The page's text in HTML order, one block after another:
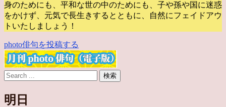
身のためにも、平和な世の中のためにも、子や孫や国に迷惑
をかけず、元気で長生きするとともに、自然にフェイドアウ
トいたしましょう！
photo俳句を投稿する
明日